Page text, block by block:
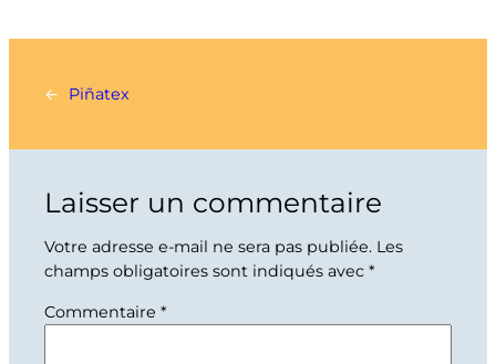
← Piñatex
Laisser un commentaire
Votre adresse e-mail ne sera pas publiée. Les
champs obligatoires sont indiqués avec *
Commentaire *